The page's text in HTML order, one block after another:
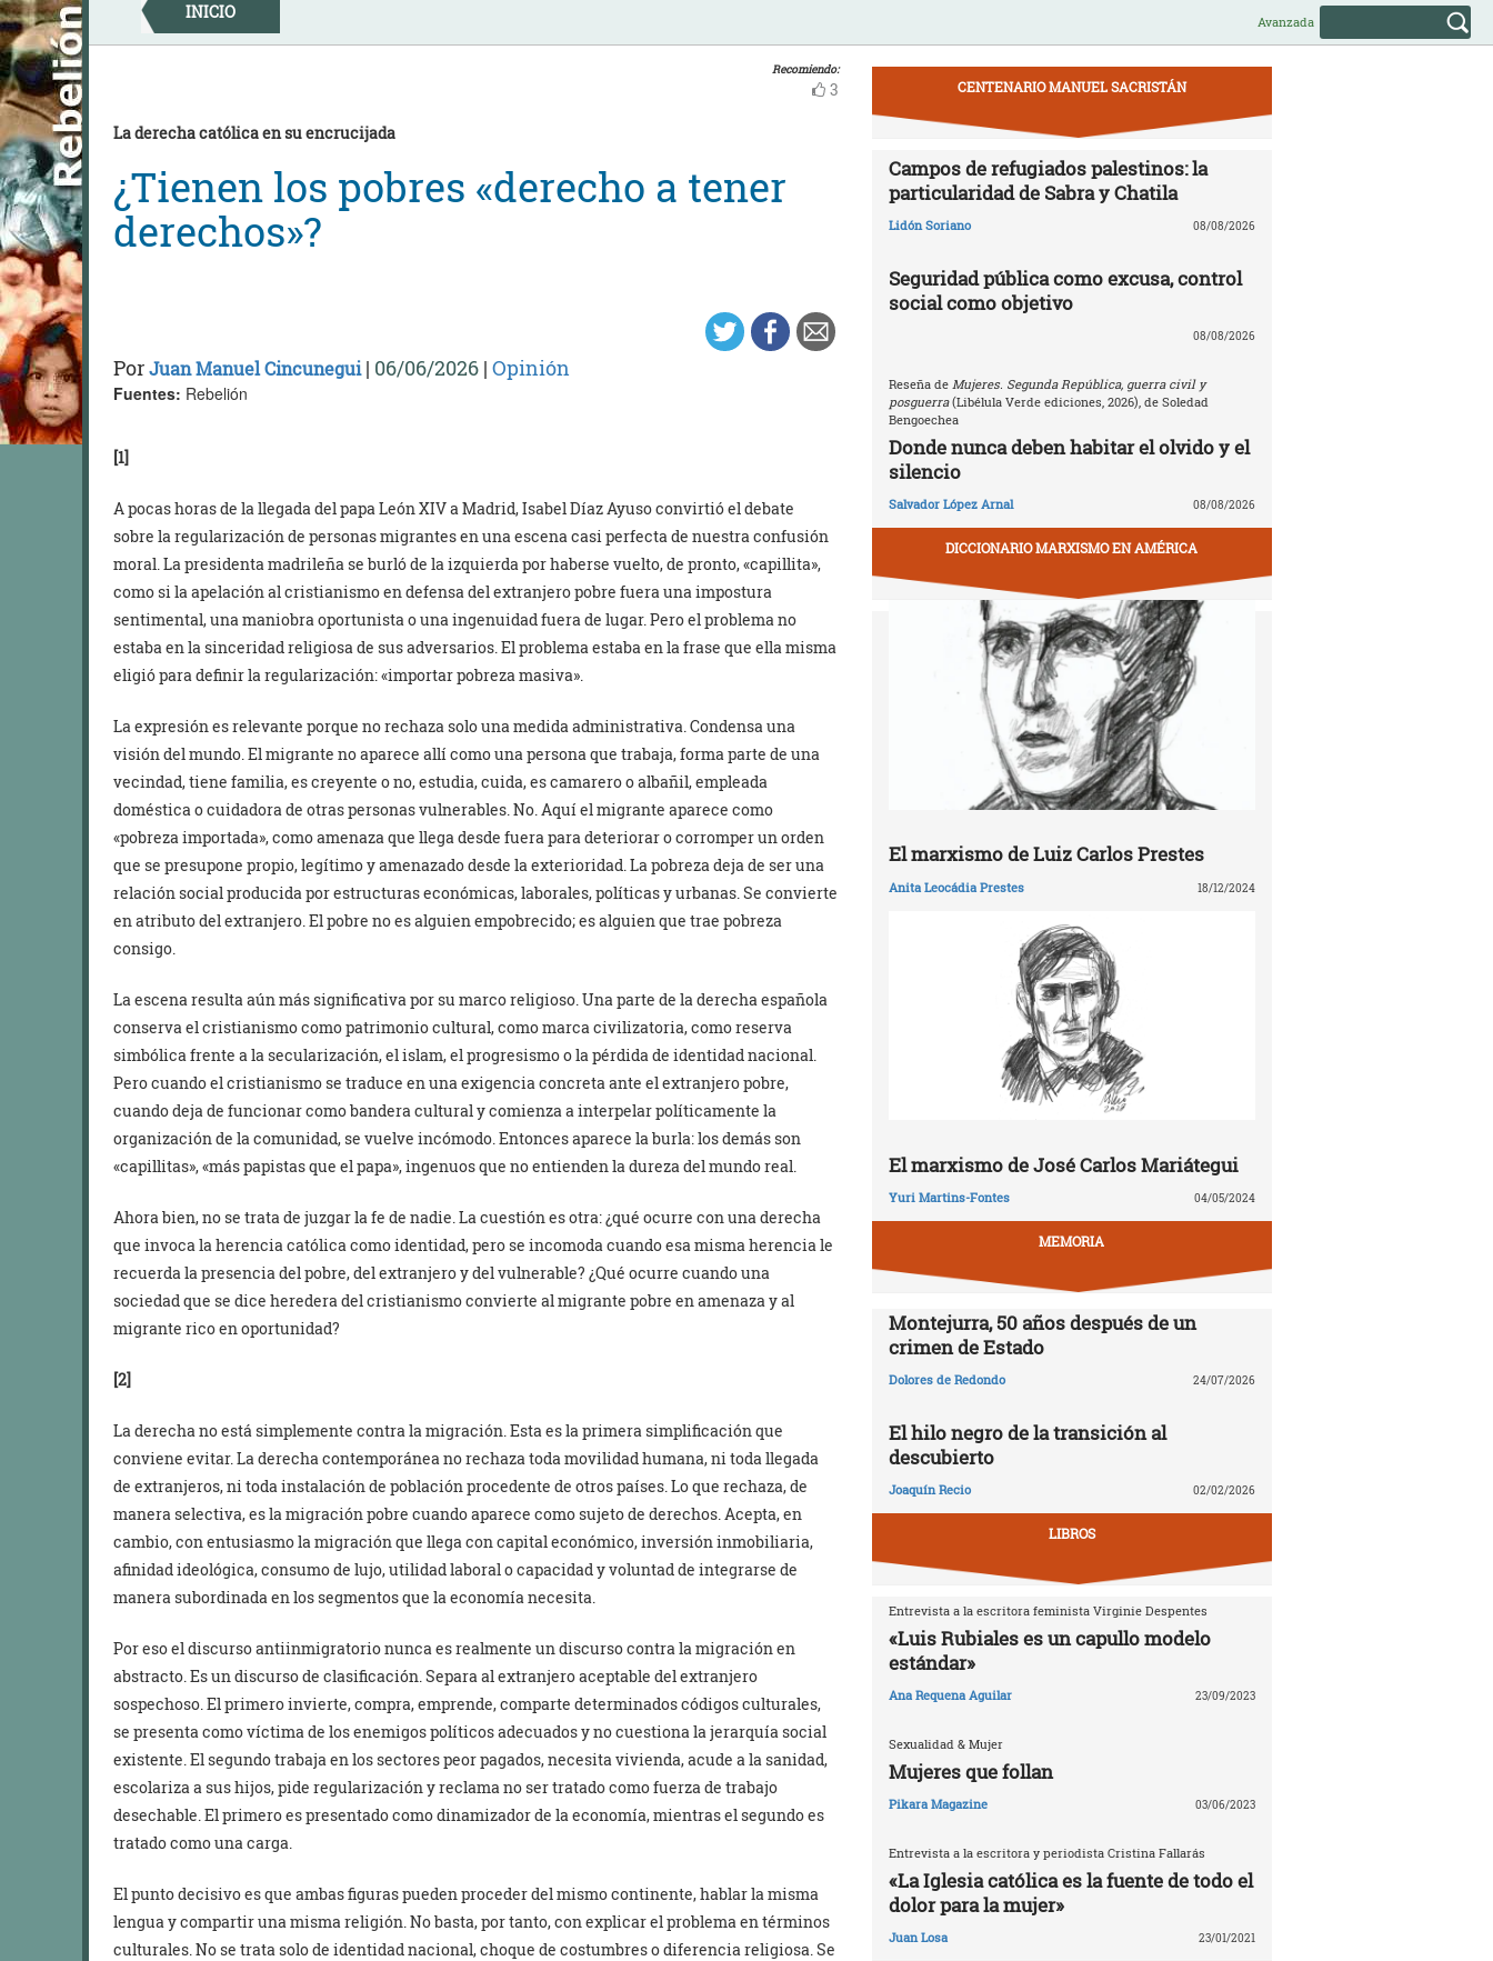
Skip
to
content
INICIO Avanzada
Recomiendo:
3
La derecha católica en su encrucijada
¿Tienen los pobres «derecho a tener
derechos»?
PorJuan Manuel Cincunegui| 06/06/2026 | Opinión
Fuentes: Rebelión
[1]
A pocas horas de la llegada del papa León XIV a Madrid, Isabel Díaz Ayuso convirtió el debate
sobre la regularización de personas migrantes en una escena casi perfecta de nuestra confusión
moral. La presidenta madrileña se burló de la izquierda por haberse vuelto, de pronto, «capillita»,
como si la apelación al cristianismo en defensa del extranjero pobre fuera una impostura
sentimental, una maniobra oportunista o una ingenuidad fuera de lugar. Pero el problema no
estaba en la sinceridad religiosa de sus adversarios. El problema estaba en la frase que ella misma
eligió para definir la regularización: «importar pobreza masiva».
La expresión es relevante porque no rechaza solo una medida administrativa. Condensa una
visión del mundo. El migrante no aparece allí como una persona que trabaja, forma parte de una
vecindad, tiene familia, es creyente o no, estudia, cuida, es camarero o albañil, empleada
doméstica o cuidadora de otras personas vulnerables. No. Aquí el migrante aparece como
«pobreza importada», como amenaza que llega desde fuera para deteriorar o corromper un orden
que se presupone propio, legítimo y amenazado desde la exterioridad. La pobreza deja de ser una
relación social producida por estructuras económicas, laborales, políticas y urbanas. Se convierte
en atributo del extranjero. El pobre no es alguien empobrecido; es alguien que trae pobreza
consigo.
La escena resulta aún más significativa por su marco religioso. Una parte de la derecha española
conserva el cristianismo como patrimonio cultural, como marca civilizatoria, como reserva
simbólica frente a la secularización, el islam, el progresismo o la pérdida de identidad nacional.
Pero cuando el cristianismo se traduce en una exigencia concreta ante el extranjero pobre,
cuando deja de funcionar como bandera cultural y comienza a interpelar políticamente la
organización de la comunidad, se vuelve incómodo. Entonces aparece la burla: los demás son
«capillitas», «más papistas que el papa», ingenuos que no entienden la dureza del mundo real.
Ahora bien, no se trata de juzgar la fe de nadie. La cuestión es otra: ¿qué ocurre con una derecha
que invoca la herencia católica como identidad, pero se incomoda cuando esa misma herencia le
recuerda la presencia del pobre, del extranjero y del vulnerable? ¿Qué ocurre cuando una
sociedad que se dice heredera del cristianismo convierte al migrante pobre en amenaza y al
migrante rico en oportunidad?
[2]
La derecha no está simplemente contra la migración. Esta es la primera simplificación que
conviene evitar. La derecha contemporánea no rechaza toda movilidad humana, ni toda llegada
de extranjeros, ni toda instalación de población procedente de otros países. Lo que rechaza, de
manera selectiva, es la migración pobre cuando aparece como sujeto de derechos. Acepta, en
cambio, con entusiasmo la migración que llega con capital económico, inversión inmobiliaria,
afinidad ideológica, consumo de lujo, utilidad laboral o capacidad y voluntad de integrarse de
manera subordinada en los segmentos que la economía necesita.
Por eso el discurso antiinmigratorio nunca es realmente un discurso contra la migración en
abstracto. Es un discurso de clasificación. Separa al extranjero aceptable del extranjero
sospechoso. El primero invierte, compra, emprende, comparte determinados códigos culturales,
se presenta como víctima de los enemigos políticos adecuados y no cuestiona la jerarquía social
existente. El segundo trabaja en los sectores peor pagados, necesita vivienda, acude a la sanidad,
escolariza a sus hijos, pide regularización y reclama no ser tratado como fuerza de trabajo
desechable. El primero es presentado como dinamizador de la economía, mientras el segundo es
tratado como una carga.
El punto decisivo es que ambas figuras pueden proceder del mismo continente, hablar la misma
lengua y compartir una misma religión. No basta, por tanto, con explicar el problema en términos
culturales. No se trata solo de identidad nacional, choque de costumbres o diferencia religiosa. Se
CENTENARIO MANUEL SACRISTÁN
Campos de refugiados palestinos: la
particularidad de Sabra y Chatila
Lidón Soriano 08/08/2026
Seguridad pública como excusa, control
social como objetivo
08/08/2026
Reseña de Mujeres. Segunda República, guerra civil y
posguerra(Libélula Verde ediciones, 2026), de Soledad
Bengoechea
Donde nunca deben habitar el olvido y el
silencio
Salvador López Arnal 08/08/2026
DICCIONARIO MARXISMO EN AMÉRICA
El marxismo de Luiz Carlos Prestes
Anita Leocádia Prestes 18/12/2024
El marxismo de José Carlos Mariátegui
Yuri Martins-Fontes 04/05/2024
MEMORIA
Montejurra, 50 años después de un
crimen de Estado
Dolores de Redondo 24/07/2026
El hilo negro de la transición al
descubierto
Joaquín Recio 02/02/2026
LIBROS
Entrevista a la escritora feminista Virginie Despentes
«Luis Rubiales es un capullo modelo
estándar»
Ana Requena Aguilar 23/09/2023
Sexualidad & Mujer
Mujeres que follan
Pikara Magazine 03/06/2023
Entrevista a la escritora y periodista Cristina Fallarás
«La Iglesia católica es la fuente de todo el
dolor para la mujer»
Juan Losa 23/01/2021